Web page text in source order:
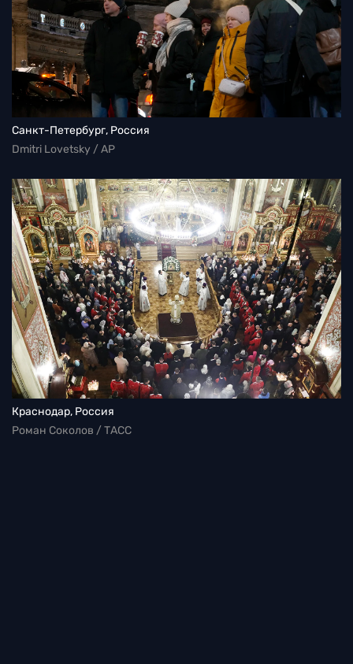
Санкт-Петербург, Россия
Dmitri Lovetsky / AP
Краснодар, Россия
Роман Соколов / ТАСС